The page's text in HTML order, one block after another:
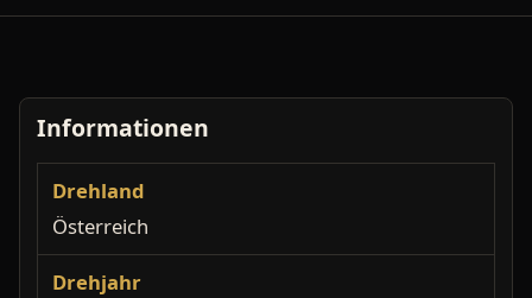
Informationen
Drehland
Österreich
Drehjahr